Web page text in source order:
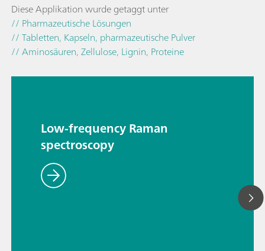
Diese Applikation wurde getaggt unter
// Pharmazeutische Lösungen
// Tabletten, Kapseln, pharmazeutische Pulver
// Aminosäuren, Zellulose, Lignin, Proteine
Low-frequency Raman
spectroscopy